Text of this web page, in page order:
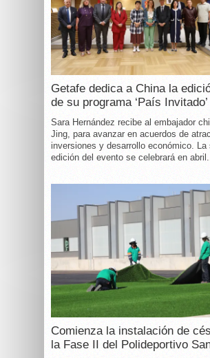
Getafe dedica a China la
de su programa ‘País Invitado’
Sara Hernández recibe al embajador
Jing, para avanzar en acuerdos de
inversiones y desarrollo económico. La
edición del evento se celebrará en
Comienza la instalación de
la Fase II del Polideportivo